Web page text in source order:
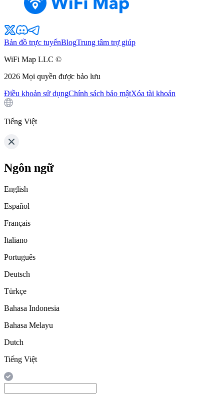
Bản đồ trực tuyếnBlogTrung tâm trợ giúp
WiFi Map LLC ©
2026 Mọi quyền được bảo lưu
Điều khoản sử dụngChính sách bảo mậtXóa tài khoản
Tiếng Việt
Ngôn ngữ
English
Español
Français
Italiano
Português
Deutsch
Türkçe
Bahasa Indonesia
Bahasa Melayu
Dutch
Tiếng Việt